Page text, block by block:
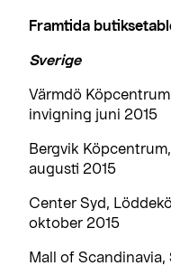
Framtida
Sverige
Värmdö
invigning juni 2015
Bergvik
augusti 2015
Center Syd,
oktober 2015
Mall of